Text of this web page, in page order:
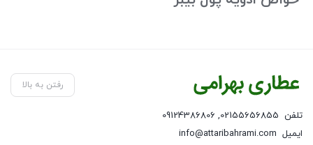
رفتن به بالا
تلفن 02155656855
,
09124386806
ایمیل info@attaribahrami.com